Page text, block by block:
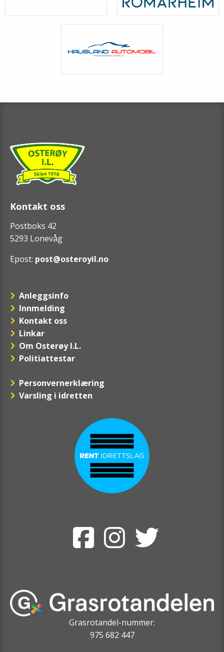
Kontakt oss
Postboks 42
5293 Lonevåg
Epost: post@osteroyil.no
Anleggsinfo
Innmelding
Kontakt oss
Linkar
Om Osterøy I.L.
Politiattestar
Personvernerklæring
Varsling i idretten
Grasrotandel-nummer:
975 682 447